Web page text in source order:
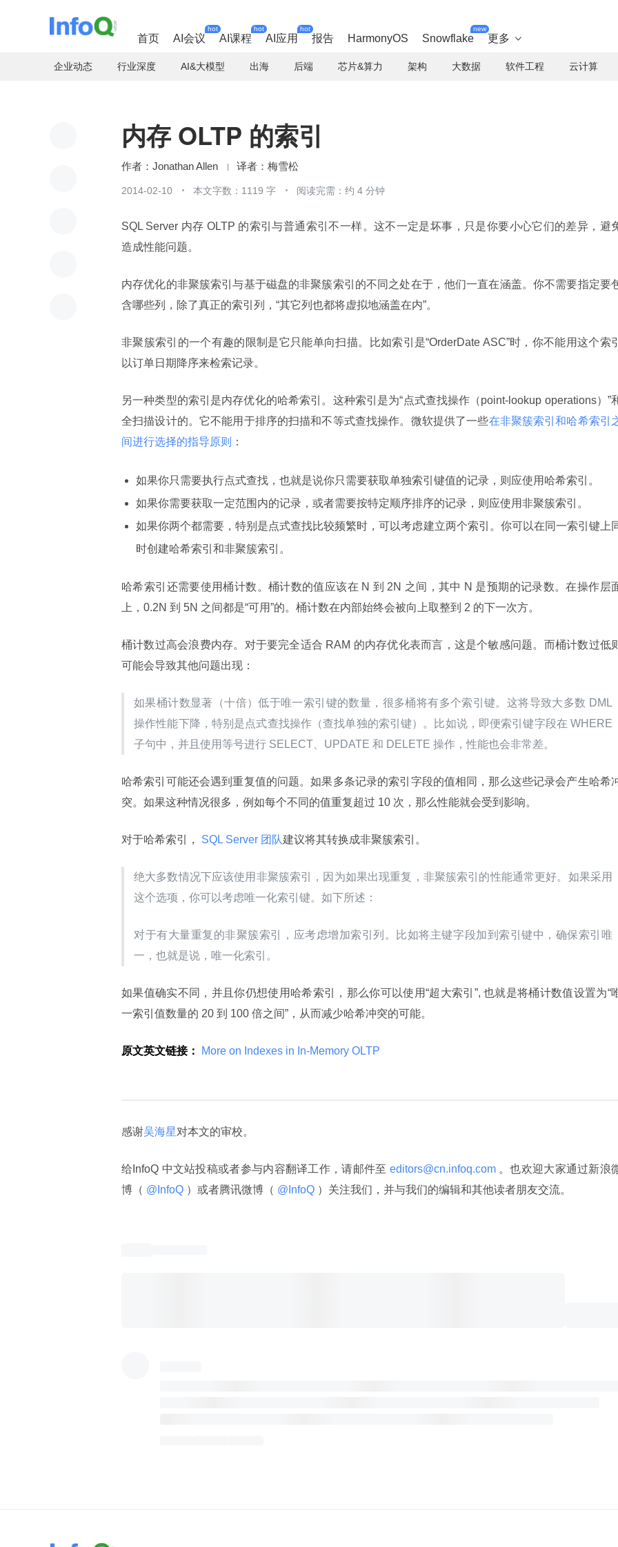
首页 AI会议
hot
AI课程
hot
AI应用
hot
报告 HarmonyOS Snowflake
new
更多 
企业动态 行业深度 AI&大模型 出海 后端 芯片&算力 架构 大数据 软件工程 云计算
内存 OLTP 的索引
Jonathan Allen 梅雪松
2014-02-10 本文字数：1119 字 阅读完需：约 4 分钟
SQL Server 内存 OLTP 的索引与普通索引不一样。这不一定是坏事，只是你要小心它们的差异，避
造成性能问题。
内存优化的非聚簇索引与基于磁盘的非聚簇索引的不同之处在于，他们一直在涵盖。你不需要指定要
含哪些列，除了真正的索引列，“其它列也都将虚拟地涵盖在内”。
非聚簇索引的一个有趣的限制是它只能单向扫描。比如索引是“OrderDate ASC”时，你不能用这个索
以订单日期降序来检索记录。
另一种类型的索引是内存优化的哈希索引。这种索引是为“点式查找操作（point-lookup operations）”
全扫描设计的。它不能用于排序的扫描和不等式查找操作。微软提供了一些在非聚簇索引和哈希索引
间进行选择的指导原则
：
如果你只需要执行点式查找，也就是说你只需要获取单独索引键值的记录，则应使用哈希索引。
如果你需要获取一定范围内的记录，或者需要按特定顺序排序的记录，则应使用非聚簇索引。
如果你两个都需要，特别是点式查找比较频繁时，可以考虑建立两个索引。你可以在同一索引键上
时创建哈希索引和非聚簇索引。
哈希索引还需要使用桶计数。桶计数的值应该在 N 到 2N 之间，其中 N 是预期的记录数。在操作层
上，0.2N 到 5N 之间都是“可用”的。桶计数在内部始终会被向上取整到 2 的下一次方。
桶计数过高会浪费内存。对于要完全适合 RAM 的内存优化表而言，这是个敏感问题。而桶计数过低
可能会导致其他问题出现：
如果桶计数显著（十倍）低于唯一索引键的数量，很多桶将有多个索引键。这将导致大多数 DML
操作性能下降，特别是点式查找操作（查找单独的索引键）。比如说，即便索引键字段在 WHERE
子句中，并且使用等号进行 SELECT、UPDATE 和 DELETE 操作，性能也会非常差。
哈希索引可能还会遇到重复值的问题。如果多条记录的索引字段的值相同，那么这些记录会产生哈希
突。如果这种情况很多，例如每个不同的值重复超过 10 次，那么性能就会受到影响。
对于哈希索引， SQL Server 团队建议将其转换成非聚簇索引。
绝大多数情况下应该使用非聚簇索引，因为如果出现重复，非聚簇索引的性能通常更好。如果采用
这个选项，你可以考虑唯一化索引键。如下所述：
对于有大量重复的非聚簇索引，应考虑增加索引列。比如将主键字段加到索引键中，确保索引唯
一，也就是说，唯一化索引。
如果值确实不同，并且你仍想使用哈希索引，那么你可以使用“超大索引”, 也就是将桶计数值设置为“
一索引值数量的 20 到 100 倍之间”，从而减少哈希冲突的可能。
原文英文链接： More on Indexes in In-Memory OLTP
感谢吴海星对本文的审校。
给InfoQ 中文站投稿或者参与内容翻译工作，请邮件至 editors@cn.infoq.com 。也欢迎大家通过新浪
博（ @InfoQ ）或者腾讯微博（ @InfoQ ）关注我们，并与我们的编辑和其他读者朋友交流。